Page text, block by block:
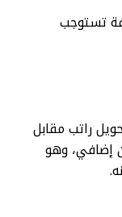
تستوجب
راتب مقابل
إضافي، وهو